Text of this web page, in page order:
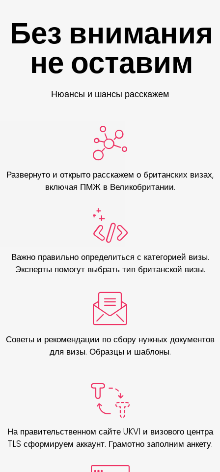
Без внимания
не оставим
Нюансы и шансы расскажем
Развернуто и открыто расскажем о британских визах,
включая ПМЖ в Великобритании.
Важно правильно определиться с категорией визы.
Эксперты помогут выбрать тип британской визы.
Советы и рекомендации по сбору нужных документов
для визы. Образцы и шаблоны.
На правительственном сайте UKVI и визового центра
TLS сформируем аккаунт. Грамотно заполним анкету.